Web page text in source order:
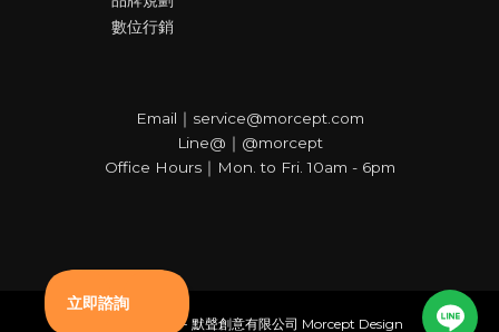
數位行銷
Email｜service@morcept.com
Line@｜@morcept
Office Hours｜Mon. to Fri. 10am - 6pm
© Copyright - 默聲創意有限公司 Morcept Design